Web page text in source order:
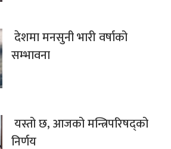
देशमा मनसुनी भारी वर्षाको
सम्भावना
यस्तो छ, आजको मन्त्रिपरिषद्को
निर्णय